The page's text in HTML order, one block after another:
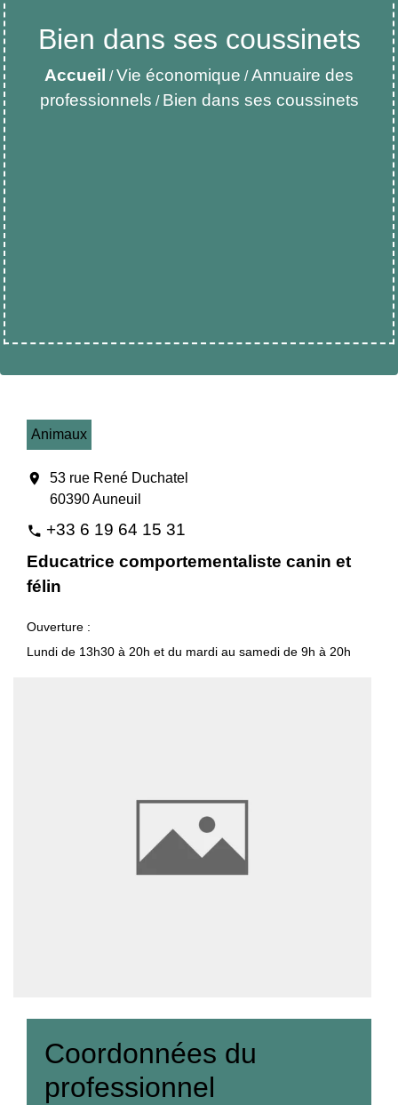
Bien dans ses coussinets
Accueil /Vie économique /Annuaire des
professionnels / Bien dans ses coussinets
Animaux
location_on
53 rue René Duchatel
60390 Auneuil
phone +33 6 19 64 15 31
Educatrice comportementaliste canin et
félin
Ouverture :
Lundi de 13h30 à 20h et du mardi au samedi de 9h à 20h
Coordonnées du
professionnel